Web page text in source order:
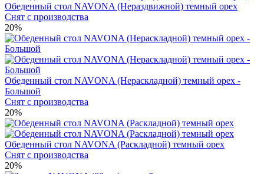
Обеденный стол NAVONA (Нераздвижной) темный орех
Снят с производства
20%
Обеденный стол NAVONA (Нераскладной) темный орех -
Большой
Снят с производства
20%
Обеденный стол NAVONA (Раскладной) темный орех
Снят с производства
20%